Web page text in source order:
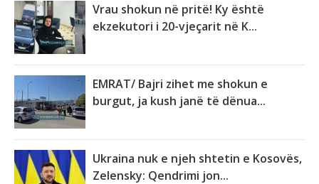
Vrau shokun në pritë! Ky është
ekzekutori i 20-vjeçarit në K...
EMRAT/ Bajri zihet me shokun e
burgut, ja kush janë të dënua...
Ukraina nuk e njeh shtetin e Kosovës,
Zelensky: Qendrimi jon...